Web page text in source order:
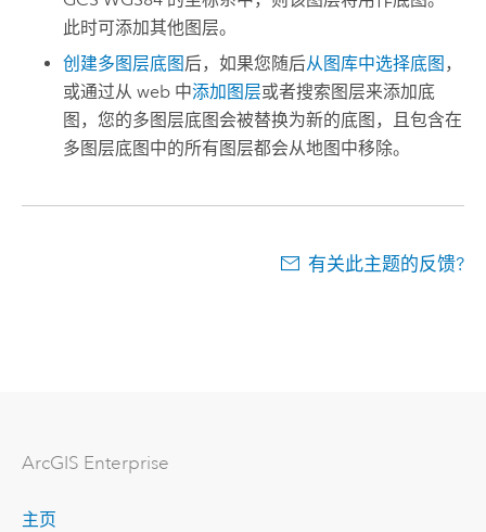
此时可添加其他图层。
创建多图层底图后，如果您随后从图库中选择底图 ，
或通过从 web 中添加图层或者搜索图层来添加底
图，您的多图层底图会被替换为新的底图，且包含在
多图层底图中的所有图层都会从地图中移除。
有关此主题的反馈?
ArcGIS Enterprise
主页